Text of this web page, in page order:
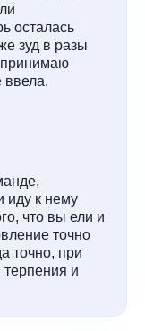
осталась
зуд в разы
ввела.
иду к нему
что вы ели и
точно
точно, при
и